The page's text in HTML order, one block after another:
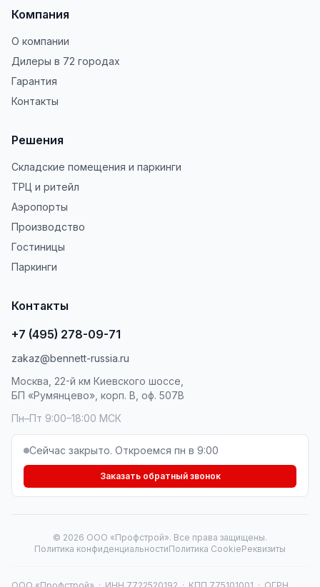
Компания
О компании
Дилеры в 72 городах
Гарантия
Контакты
Решения
Складские помещения и паркинги
ТРЦ и ритейл
Аэропорты
Производство
Гостиницы
Паркинги
Контакты
+7 (495) 278-09-71
zakaz@bennett-russia.ru
Москва, 22-й км Киевского шоссе,
БП «Румянцево», корп. В, оф. 507В
Пн–Пт 9:00–18:00 МСК
Сейчас закрыто. Откроемся пн в 9:00
Заказать обратный звонок
© 2026 ООО «Профстрой». Все права защищены.
Политика конфиденциальностиПолитика CookieРеквизиты